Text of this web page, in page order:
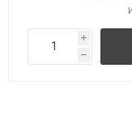
i
h